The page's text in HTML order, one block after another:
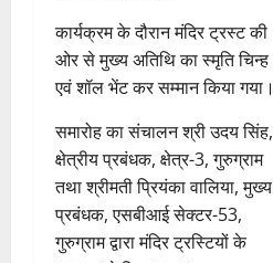
कार्यक्रम के दौरान मंदिर ट्रस्ट की
ओर से मुख्य अतिथि का स्मृति चिन्ह
एवं शॉल भेंट कर सम्मान किया गया।
समारोह का संचालन श्री उदय सिंह,
क्षेत्रीय प्रबंधक, क्षेत्र-3, गुरुग्राम
तथा श्रीमती प्रियंका वालिया, मुख्य
प्रबंधक, एसबीआई सेक्टर-53,
गुरुग्राम द्वारा मंदिर ट्रस्टियों के